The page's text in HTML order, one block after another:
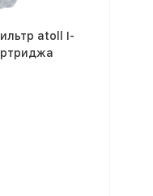
atoll I-